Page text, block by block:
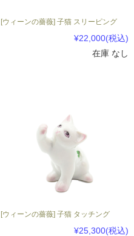
[ウィーンの薔薇] 子猫 スリーピング
¥22,000(税込)
在庫 なし
[ウィーンの薔薇] 子猫 タッチング
¥25,300(税込)